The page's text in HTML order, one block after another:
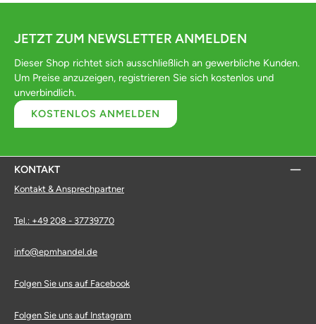
JETZT ZUM NEWSLETTER ANMELDEN
Dieser Shop richtet sich ausschließlich an gewerbliche Kunden.
Um Preise anzuzeigen, registrieren Sie sich kostenlos und
unverbindlich.
KOSTENLOS ANMELDEN
KONTAKT
Kontakt & Ansprechpartner
Tel.: +49 208 - 37739770
info@epmhandel.de
Folgen Sie uns auf Facebook
Folgen Sie uns auf Instagram